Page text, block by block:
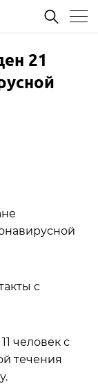
21
с
человек с
течения